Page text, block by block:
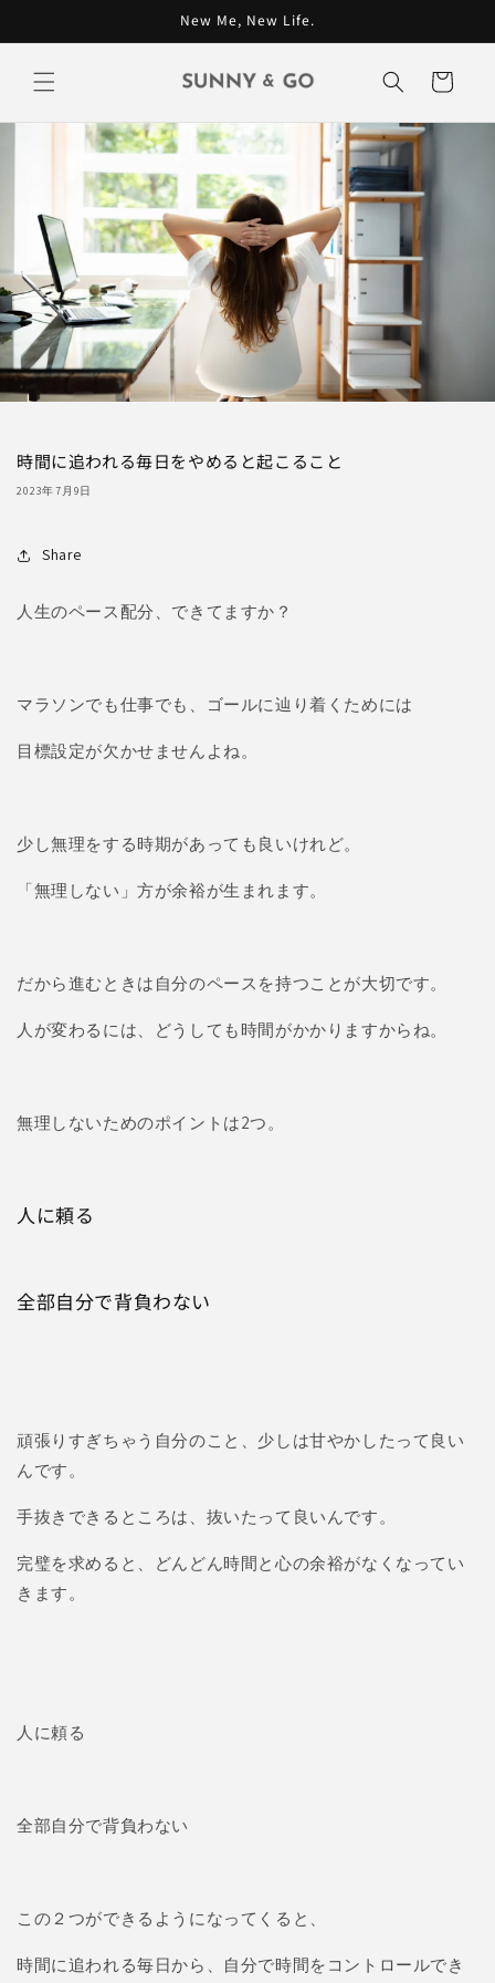
New Me, New Life.
ー
時間に追われる毎日をやめると起こること
2023年7月9日
Share
人生のペース配分、できてますか？
マラソンでも仕事でも、ゴールに辿り着くためには
目標設定が欠かせませんよね。
少し無理をする時期があっても良いけれど。
「無理しない」方が余裕が生まれます。
だから進むときは自分のペースを持つことが大切です。
人が変わるには、どうしても時間がかかりますからね。
無理しないためのポイントは2つ。
人に頼る
全部自分で背負わない
頑張りすぎちゃう自分のこと、少しは甘やかしたって良い
んです。
手抜きできるところは、抜いたって良いんです。
完璧を求めると、どんどん時間と心の余裕がなくなってい
きます。
人に頼る
全部自分で背負わない
この２つができるようになってくると、
時間に追われる毎日から、自分で時間をコントロールでき